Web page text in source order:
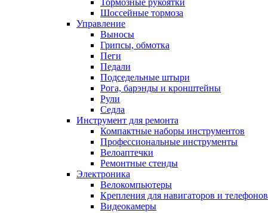
Шоссейные тормоза
Управление
Выносы
Грипсы, обмотка
Пеги
Педали
Подседельные штыри
Рога, барэнды и кронштейны
Рули
Седла
Инструмент для ремонта
Компактные наборы инструментов
Профессиональные инструменты
Велоаптечки
Ремонтные стенды
Электроника
Велокомпьютеры
Крепления для навигаторов и телефонов
Видеокамеры